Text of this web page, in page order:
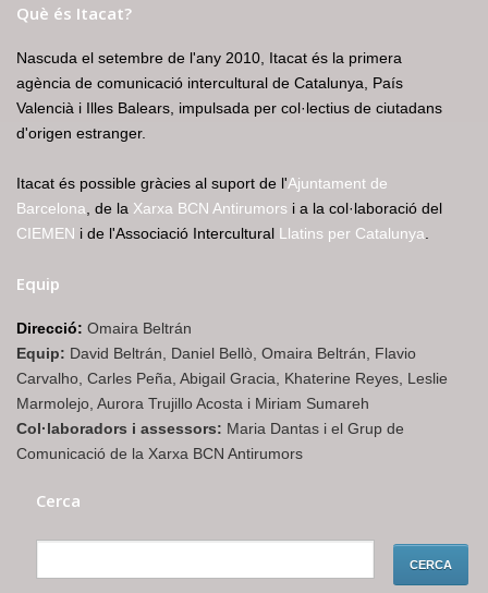
Què és Itacat?
Nascuda el setembre de l'any 2010, Itacat és la primera
agència de comunicació intercultural de Catalunya, País
Valencià i Illes Balears, impulsada per col·lectius de ciutadans
d'origen estranger.
Itacat és possible gràcies al suport de l'Ajuntament de
Barcelona , de la Xarxa BCN Antirumors i a la col·laboració del
CIEMEN i de l'Associació Intercultural Llatins per Catalunya
Equip
Direcció: Omaira Beltrán
Equip: David Beltrán, Daniel Bellò, Omaira Beltrán, Flavio
Carvalho, Carles Peña, Abigail Gracia, Khaterine Reyes, Leslie
Marmolejo, Aurora Trujillo Acosta i Miriam Sumareh
Col·laboradors i assessors: Maria Dantas i el Grup de
Comunicació de la Xarxa BCN Antirumors
Cerca